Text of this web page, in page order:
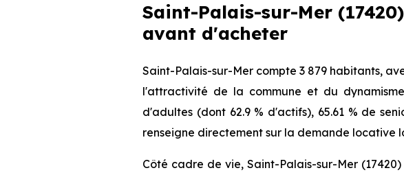
Saint-Palais-sur-Mer
avant d'acheter
Saint-Palais-sur-Mer compte 3 879 habitants,
l'attractivité de la commune et du
d'adultes (dont 62.9 % d'actifs), 65.61 % de
renseigne directement sur la demande locative
Côté cadre de vie, Saint-Palais-sur-Mer